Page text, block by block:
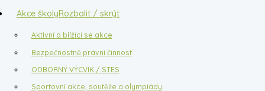
Akce školyRozbalit / skrýt
Aktivní a blížící se akce
Bezpečnostně právní činnost
ODBORNÝ VÝCVIK / STES
Sportovní akce, soutěže a olympiády